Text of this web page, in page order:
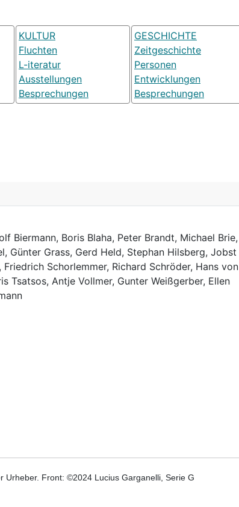
KULTUR
Fluchten
L-iteratur
Ausstellungen
Besprechungen
GESCHICHTE
Zeitgeschichte
Personen
Entwicklungen
Besprechungen
Biermann, Boris Blaha, Peter Brandt, Michael Brie,
Günter Grass, Gerd Held, Stephan Hilsberg, Jobst
Schorlemmer, Richard Schröder, Hans von
Tsatsos, Antje Vollmer, Gunter Weißgerber, Ellen
Urheber. Front: ©2024 Lucius Garganelli, Serie G